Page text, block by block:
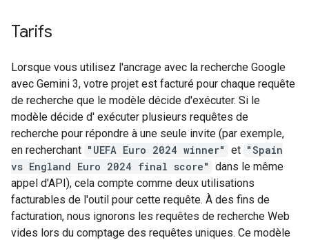
Tarifs
Lorsque vous utilisez l'ancrage avec la recherche Google
avec Gemini 3, votre projet est facturé pour chaque requête
de recherche que le modèle décide d'exécuter. Si le
modèle décide d' exécuter plusieurs requêtes de
recherche pour répondre à une seule invite (par exemple,
en recherchant "UEFA Euro 2024 winner" et "Spain
vs England Euro 2024 final score" dans le même
appel d'API), cela compte comme deux utilisations
facturables de l'outil pour cette requête. À des fins de
facturation, nous ignorons les requêtes de recherche Web
vides lors du comptage des requêtes uniques. Ce modèle